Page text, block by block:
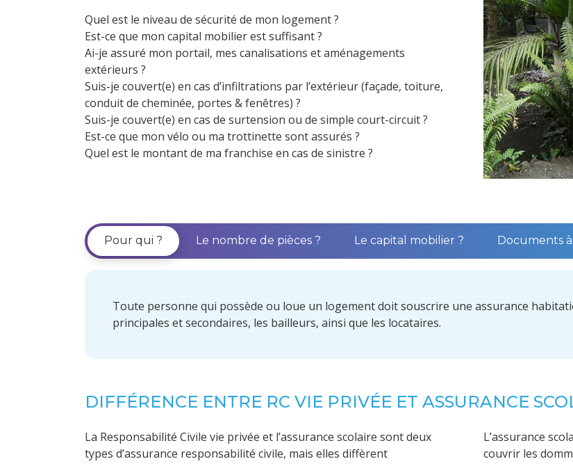
Quel est le niveau de sécurité de mon logement ?
Est-ce que mon capital mobilier est suffisant ?
Ai-je assuré mon portail, mes canalisations et aménagements
extérieurs ?
Suis-je couvert(e) en cas d’infiltrations par l’extérieur (façade, toiture,
conduit de cheminée, portes & fenêtres) ?
Suis-je couvert(e) en cas de surtension ou de simple court-circuit ?
Est-ce que mon vélo ou ma trottinette sont assurés ?
Quel est le montant de ma franchise en cas de sinistre ?
Pour qui ? Le nombre de pièces ? Le capital mobilier ? Documents
Toute personne qui possède ou loue un logement doit souscrire une assurance
principales et secondaires, les bailleurs, ainsi que les locataires.
DIFFÉRENCE ENTRE RC VIE PRIVÉE ET ASSURANCE
La Responsabilité Civile vie privée et l’assurance scolaire sont deux
types d’assurance responsabilité civile, mais elles diffèrent
L’assurance
couvrir les